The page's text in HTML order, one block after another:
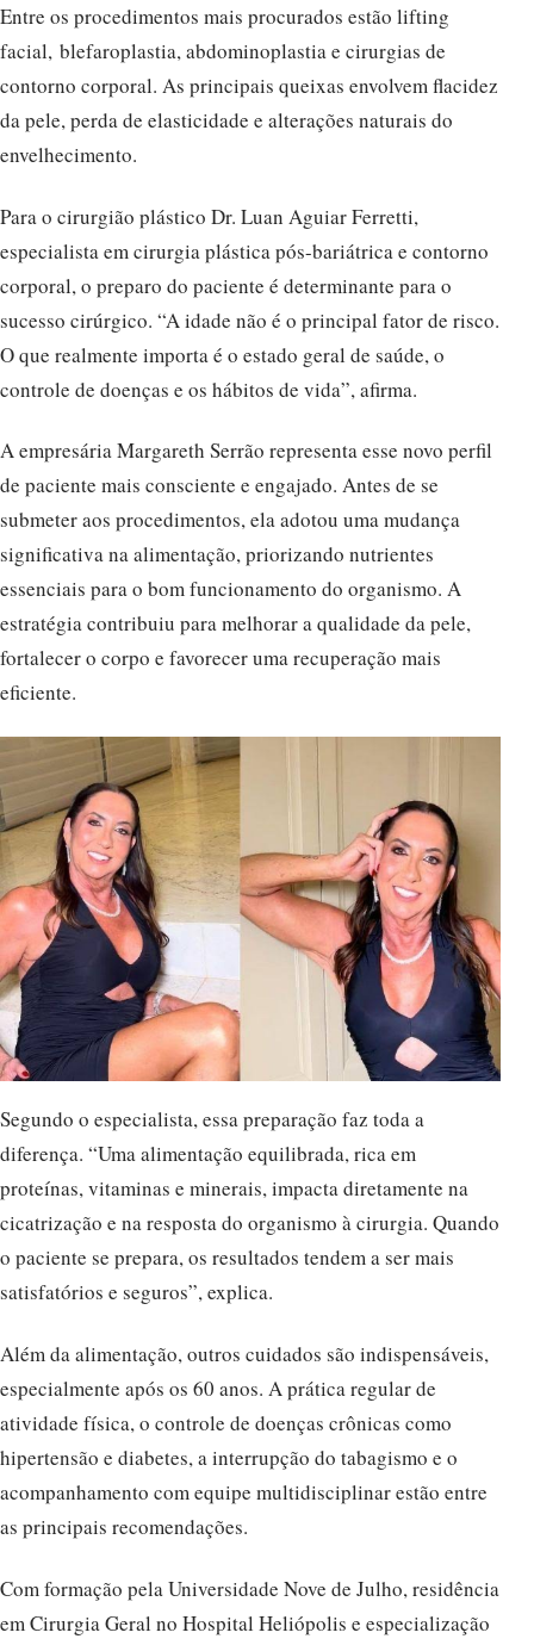
Entre os procedimentos mais procurados estão lifting
facial, blefaroplastia, abdominoplastia e cirurgias de
contorno corporal. As principais queixas envolvem flacidez
da pele, perda de elasticidade e alterações naturais do
envelhecimento.
Para o cirurgião plástico Dr. Luan Aguiar Ferretti,
especialista em cirurgia plástica pós-bariátrica e contorno
corporal, o preparo do paciente é determinante para o
sucesso cirúrgico. “A idade não é o principal fator de risco.
O que realmente importa é o estado geral de saúde, o
controle de doenças e os hábitos de vida”, afirma.
A empresária Margareth Serrão representa esse novo perfil
de paciente mais consciente e engajado. Antes de se
submeter aos procedimentos, ela adotou uma mudança
significativa na alimentação, priorizando nutrientes
essenciais para o bom funcionamento do organismo. A
estratégia contribuiu para melhorar a qualidade da pele,
fortalecer o corpo e favorecer uma recuperação mais
eficiente.
Segundo o especialista, essa preparação faz toda a
diferença. “Uma alimentação equilibrada, rica em
proteínas, vitaminas e minerais, impacta diretamente na
cicatrização e na resposta do organismo à cirurgia. Quando
o paciente se prepara, os resultados tendem a ser mais
satisfatórios e seguros”, explica.
Além da alimentação, outros cuidados são indispensáveis,
especialmente após os 60 anos. A prática regular de
atividade física, o controle de doenças crônicas como
hipertensão e diabetes, a interrupção do tabagismo e o
acompanhamento com equipe multidisciplinar estão entre
as principais recomendações.
Com formação pela Universidade Nove de Julho, residência
em Cirurgia Geral no Hospital Heliópolis e especialização